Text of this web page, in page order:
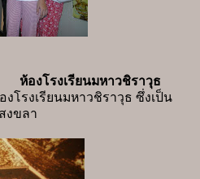
มหาวชิราวุธ
งเรียนมหาวชิราวุธ ซึ่งเป็น
งขลา